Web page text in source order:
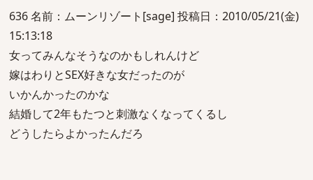
636 名前：ムーンリゾート[sage] 投稿日：2010/05/21(金)
15:13:18
女ってみんなそうなのかもしれんけど
嫁はわりとSEX好きな女だったのが
いかんかったのかな
結婚して2年もたつと刺激なくなってくるし
どうしたらよかったんだろ